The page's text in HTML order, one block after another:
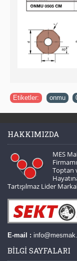
Etiketler: onmu
HAKKIMIZDA
MES
Toptan
Tartışılmaz Lider
E-mail :
BILGI SAYFALARI